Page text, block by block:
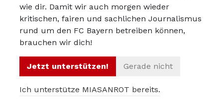
Stimmrecht mit der Einberufung in den Vorstand
einhergeht.
Hypothetisch gesprochen könnte das bedeuten, dass die
Vorständ:innen für Bereiche <10 Mio. EUR (z.B. Frauen,
Jugend, etc.) Entscheidungen für den Männerbereich
wie dir. Damit wir auch morgen wieder
kritischen, fairen und sachlichen Journalismus
rund um den FC Bayern betreiben können,
brauchen wir dich!
Jetzt unterstützen! Gerade nicht
Ich unterstütze MIASANROT bereits.